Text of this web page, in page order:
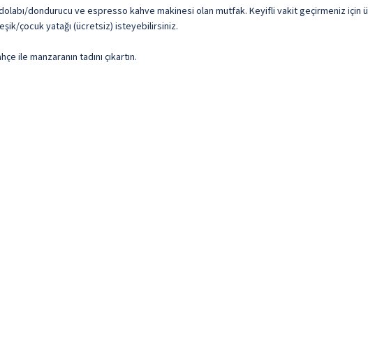
dondurucu ve espresso kahve makinesi olan mutfak. Keyifli vakit geçirmeniz
çocuk yatağı (ücretsiz) isteyebilirsiniz.
ile manzaranın tadını çıkartın.